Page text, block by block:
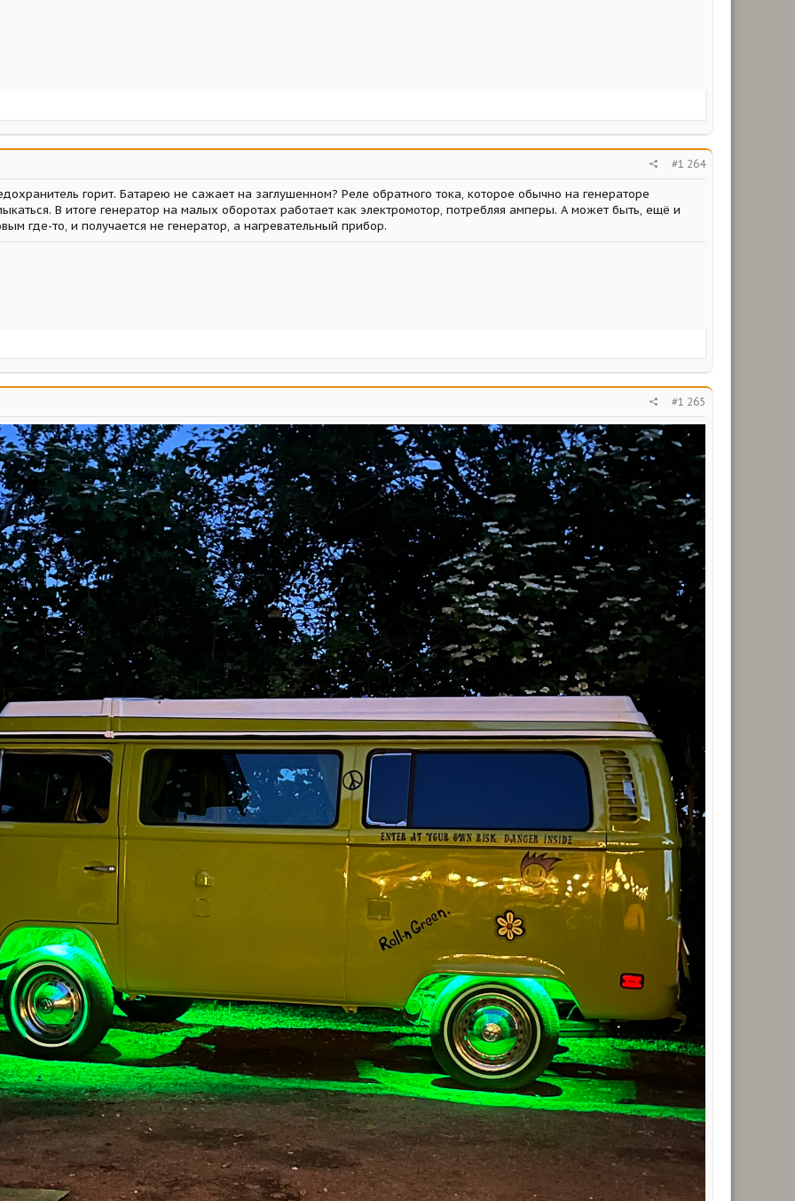
#1 264
горит. Батарею не сажает на заглушенном? Реле обратного тока, которое обычно на генераторе
В итоге генератор на малых оборотах работает как электромотор, потребляя амперы. А может быть, ещё и
где-то, и получается не генератор, а нагревательный прибор.
#1 265